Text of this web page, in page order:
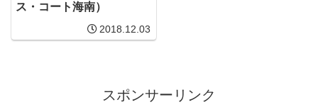
ス・コート海南）
2018.12.03
スポンサーリンク